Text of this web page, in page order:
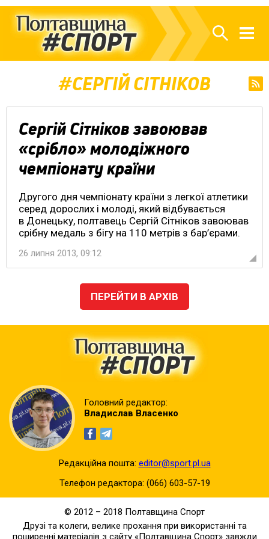
СЕРГІЙ СІТНІКОВ
Сергій Сітніков завоював
«срібло» молодіжного
чемпіонату країни
Другого дня чемпіонату країни з легкої атлетики
серед дорослих і молоді, який відбувається
в Донецьку, полтавець Сергій Сітніков завоював
срібну медаль з бігу на 110 метрів з бар’єрами.
26 липня 2013, 09:12
ПЕРЕЙТИ В АРХІВ
Головний редактор:
Владислав Власенко
Редакційна пошта: editor@sport.pl.ua
Телефон редактора: (066) 603-57-19
© 2012 – 2018 Полтавщина Спорт
Друзі та колеги, велике прохання при використанні та
поширенні матеріалів з сайту «Полтавщина Спорт» завжди